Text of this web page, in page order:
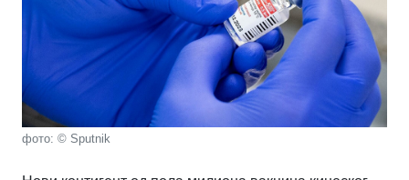
фото: © Sputnik